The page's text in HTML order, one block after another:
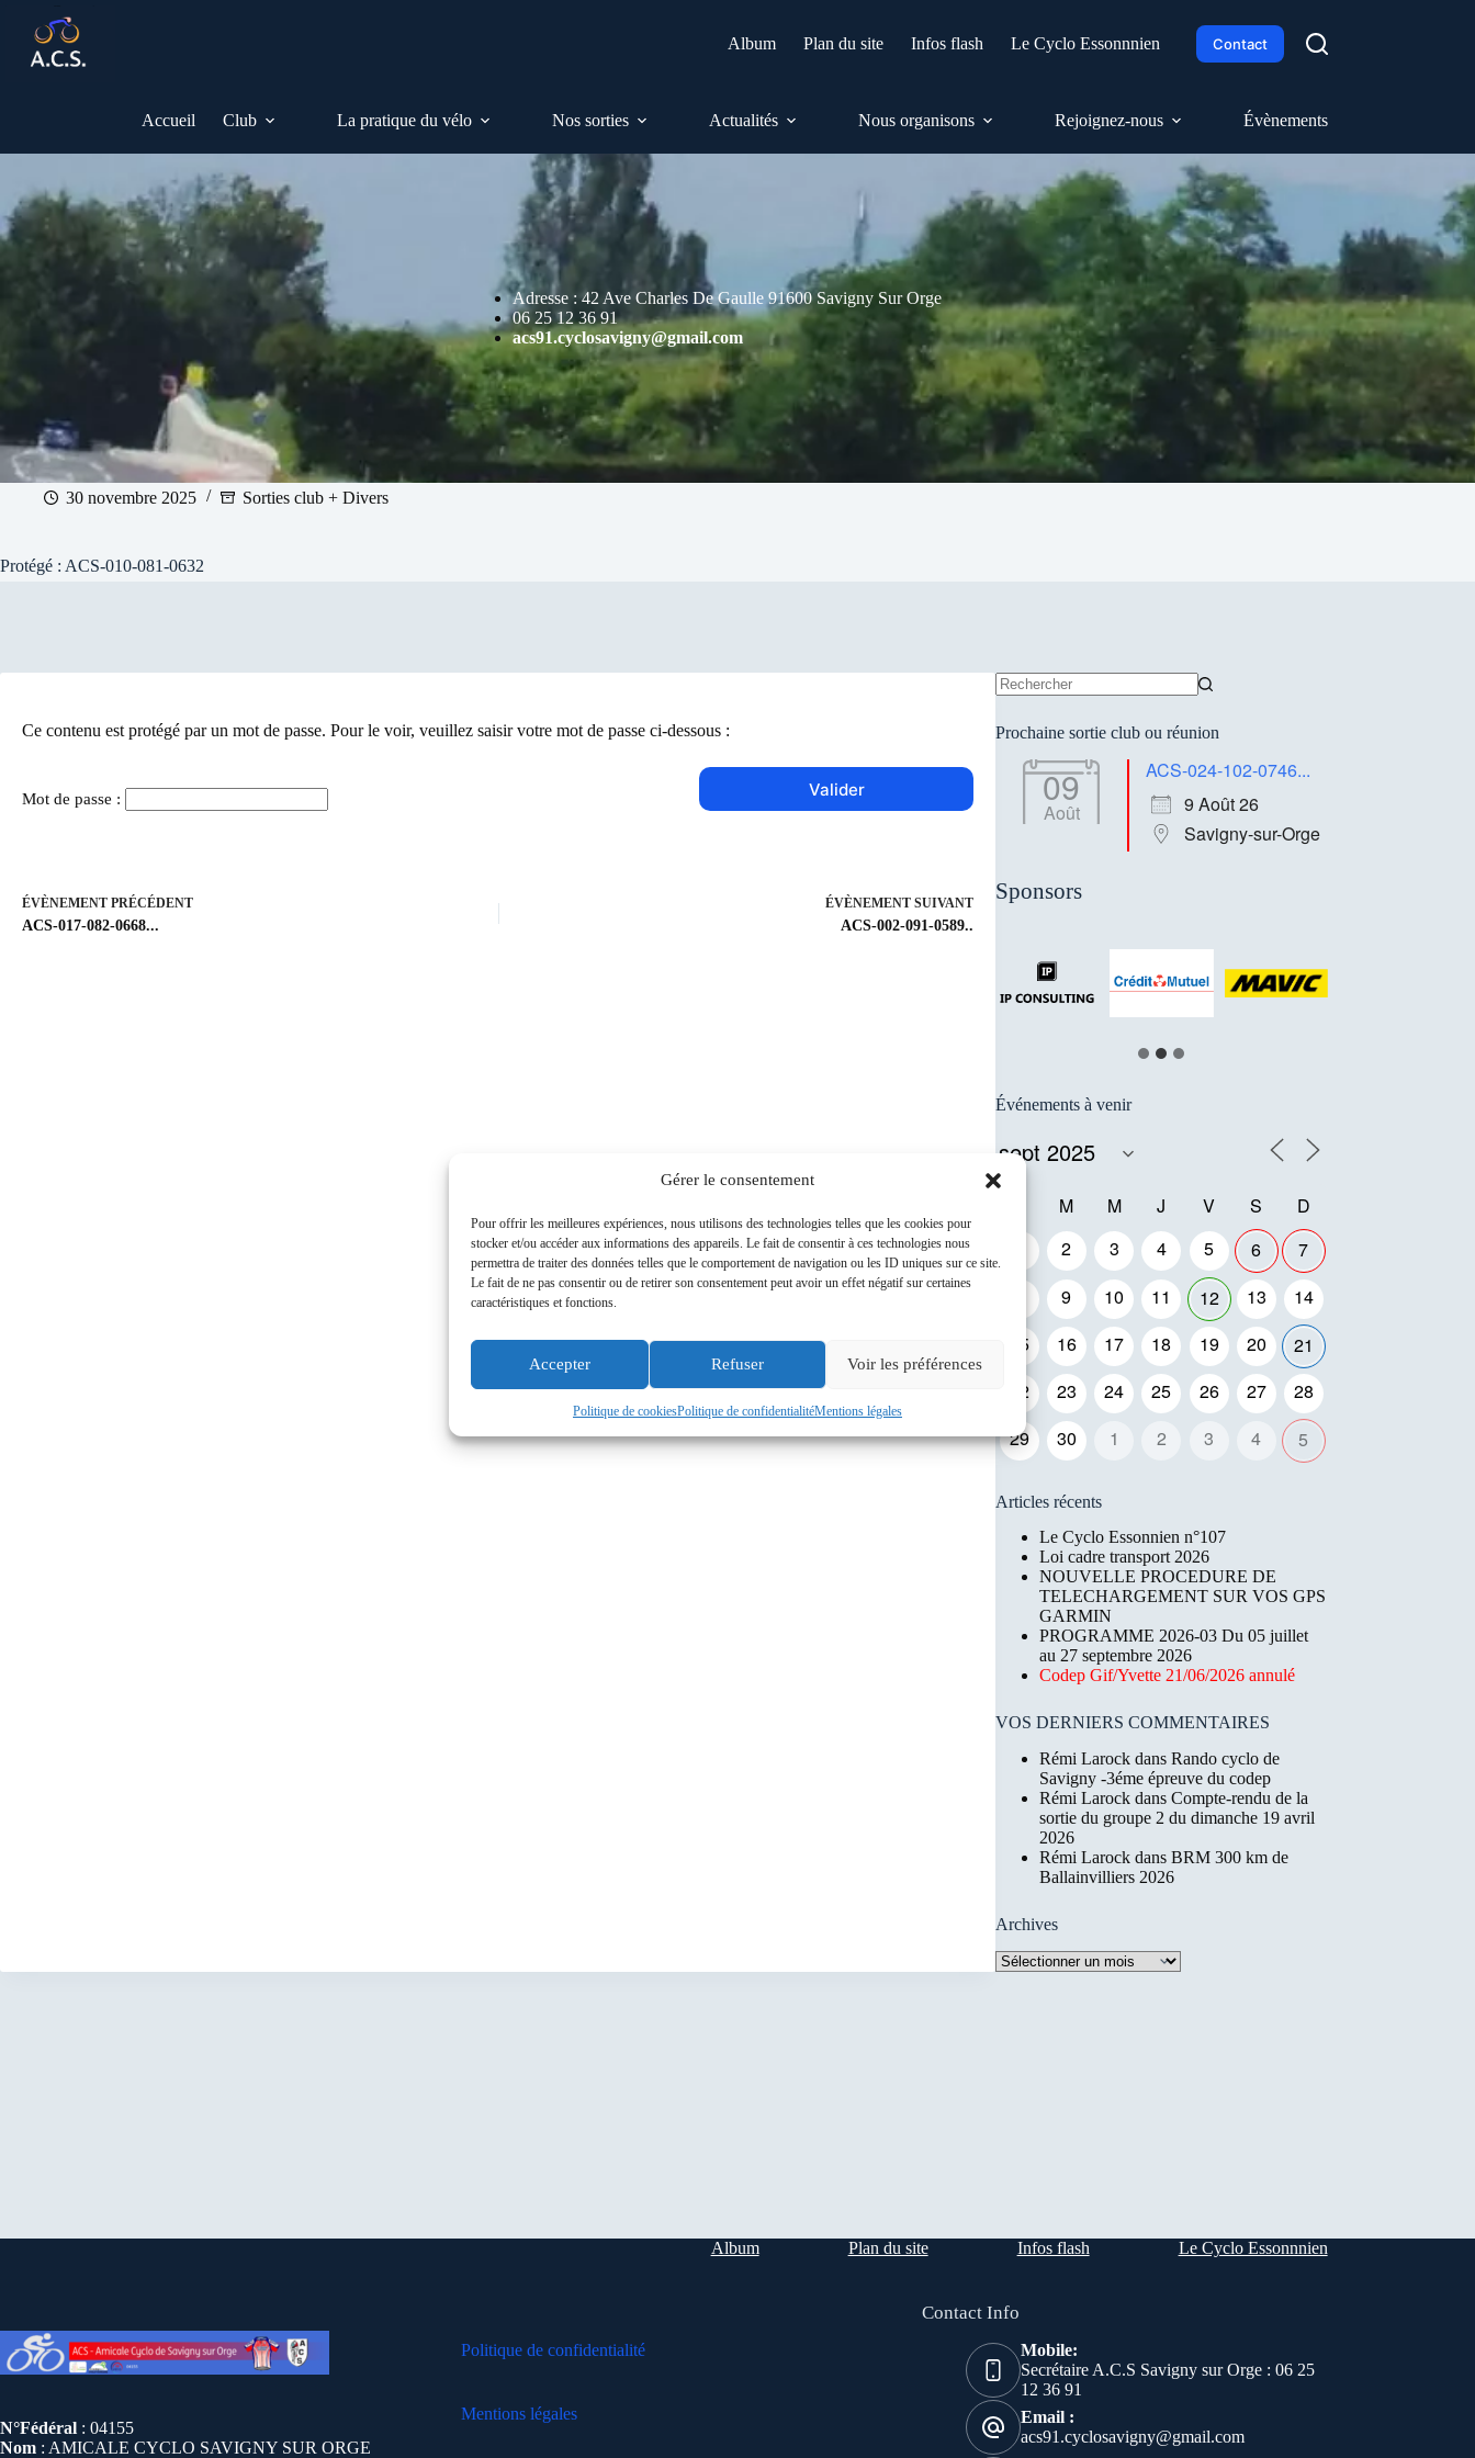
Gérer le consentement
Pour offrir les meilleures expériences, nous utilisons des technologies telles que les cookies pour
stocker et/ou accéder aux informations des appareils. Le fait de consentir à ces technologies nous
permettra de traiter des données telles que le comportement de navigation ou les ID uniques sur ce site.
Le fait de ne pas consentir ou de retirer son consentement peut avoir un effet négatif sur certaines
caractéristiques et fonctions.
Accepter Refuser Voir les préférences
Politique de cookiesPolitique de confidentialitéMentions légales
contenu
Album Plan du site Infos flash Le Cyclo Essonnnien Contact
Accueil Club La pratique du vélo Nos sorties Actualités Nous organisons Rejoignez-nous Évènements
Adresse : 42 Ave Charles De Gaulle 91600 Savigny Sur Orge
06 25 12 36 91
acs91.cyclosavigny@gmail.com
30 novembre 2025 Sorties club + Divers
Protégé : ACS-010-081-0632
Ce contenu est protégé par un mot de passe. Pour le voir, veuillez saisir votre mot de passe ci-dessous :
Mot de passe :
ÉVÈNEMENT PRÉCÉDENT
ACS-017-082-0668...
ÉVÈNEMENT SUIVANT
ACS-002-091-0589..
résultat
Prochaine sortie club ou réunion
09
Août
ACS-024-102-0746...
9 Août 26
Savigny-sur-Orge
Sponsors
Événements à venir
M M J V S
D
2 3 4 5 6
7
9 10 11 12 13
14
15
16 17 18 19 20
21
22
23 24 25 26 27
28
29
30 1 2 3 4 5
Articles récents
Le Cyclo Essonnien n°107
Loi cadre transport 2026
NOUVELLE PROCEDURE DE
TELECHARGEMENT SUR VOS GPS
GARMIN
PROGRAMME 2026-03 Du 05 juillet
au 27 septembre 2026
Codep Gif/Yvette 21/06/2026 annulé
VOS DERNIERS COMMENTAIRES
Rémi Larock dansRando cyclo de
Savigny -3éme épreuve du codep
Rémi Larock dansCompte-rendu de la
sortie du groupe 2 du dimanche 19 avril
2026
Rémi Larock dansBRM 300 km de
Ballainvilliers 2026
Archives
Archives
Album Plan du site Infos flash Le Cyclo Essonnnien
N°Fédéral : 04155
Nom : AMICALE CYCLO SAVIGNY SUR ORGE
Politique de confidentialité
Mentions légales
Contact Info
Mobile:
Secrétaire A.C.S Savigny sur Orge : 06 25
12 36 91
Email :
acs91.cyclosavigny@gmail.com